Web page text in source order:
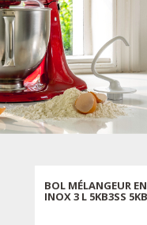
BOL MÉLANGEUR EN
INOX 3 L 5KB3SS